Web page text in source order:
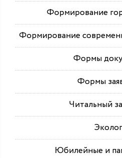
Формирование
Формирование
Формы
Формы
Читальный
Юбилейные и